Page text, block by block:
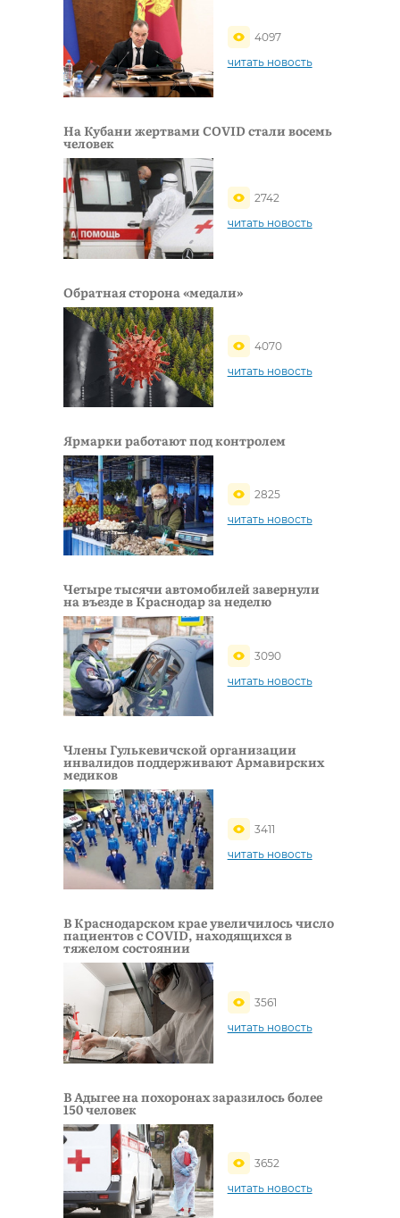
4097
читать новость
На Кубани жертвами COVID стали восемь
человек
2742
читать новость
Обратная сторона «медали»
4070
читать новость
Ярмарки работают под контролем
2825
читать новость
Четыре тысячи автомобилей завернули
на въезде в Краснодар за неделю
3090
читать новость
Члены Гулькевичской организации
инвалидов поддерживают Армавирских
медиков
3411
читать новость
В Краснодарском крае увеличилось число
пациентов с COVID, находящихся в
тяжелом состоянии
3561
читать новость
В Адыгее на похоронах заразилось более
150 человек
3652
читать новость